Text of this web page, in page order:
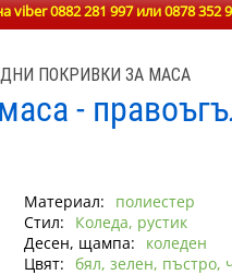
viber 0882 281 997 или0878 352
ПОКРИВКИ ЗА МАСА
-
Материал:
полиестер
Стил:
Коледа, рустик
Десен, щампа:
коледен
Цвят: бял, зелен, пъстро,